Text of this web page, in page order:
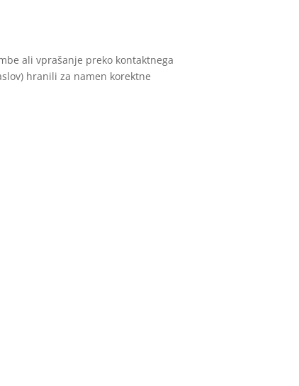
ali vprašanje preko kontaktnega
hranili za namen korektne